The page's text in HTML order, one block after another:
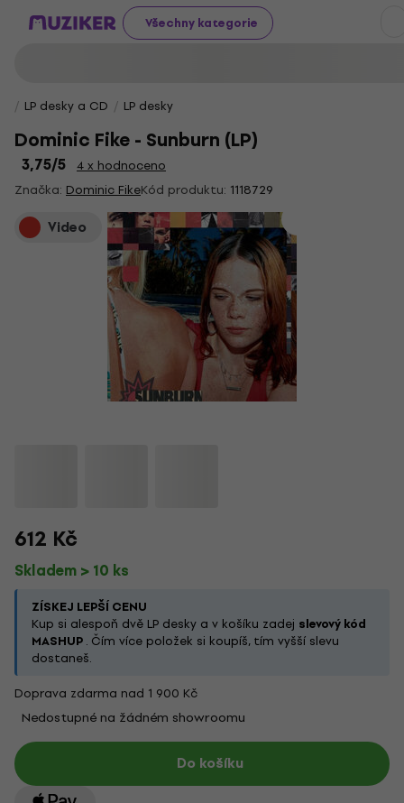
Všechny kategorie
LP desky a CD LP desky
Dominic Fike - Sunburn (LP)
3,75/5 4 x hodnoceno
Značka: Dominic FikeKód produktu: 1118729
Video
612 Kč
Skladem > 10 ks
ZÍSKEJ LEPŠÍ CENU
Kup si alespoň dvě LP desky a v košíku zadej slevový kód
MASHUP. Čím více položek si koupíš, tím vyšší slevu
dostaneš.
Doprava zdarma nad 1 900 Kč
Nedostupné na žádném showroomu
Do košíku